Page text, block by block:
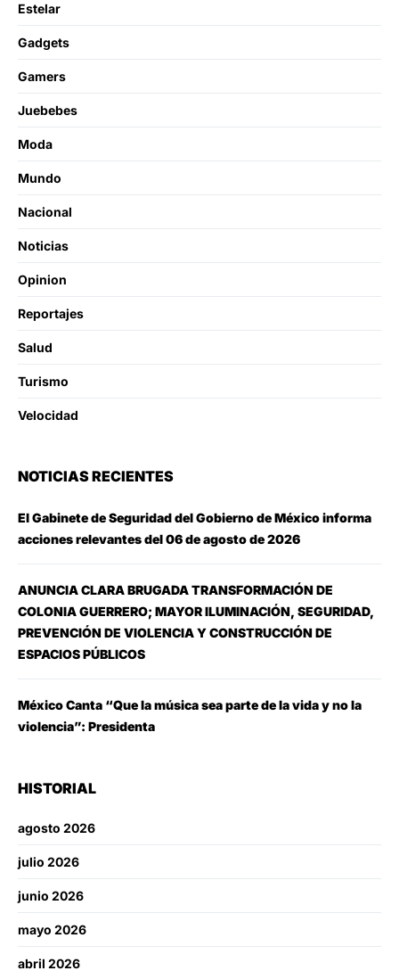
Estelar
Gadgets
Gamers
Juebebes
Moda
Mundo
Nacional
Noticias
Opinion
Reportajes
Salud
Turismo
Velocidad
NOTICIAS RECIENTES
El Gabinete de Seguridad del Gobierno de México informa
acciones relevantes del 06 de agosto de 2026
ANUNCIA CLARA BRUGADA TRANSFORMACIÓN DE
COLONIA GUERRERO; MAYOR ILUMINACIÓN, SEGURIDAD,
PREVENCIÓN DE VIOLENCIA Y CONSTRUCCIÓN DE
ESPACIOS PÚBLICOS
México Canta “Que la música sea parte de la vida y no la
violencia”: Presidenta
HISTORIAL
agosto 2026
julio 2026
junio 2026
mayo 2026
abril 2026